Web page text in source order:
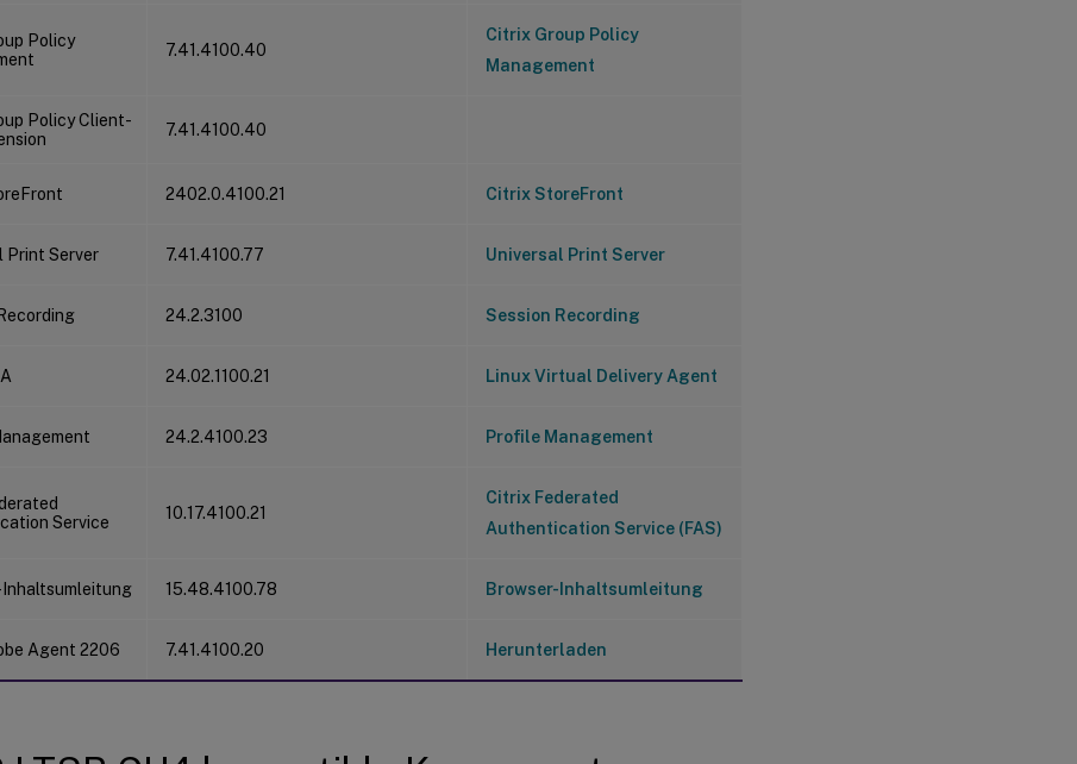
Policy
7.41.4100.40
Citrix Group Policy
Management
Policy Client-
7.41.4100.40
2402.0.4100.21 Citrix StoreFront
Print Server 7.41.4100.77 Universal Print Server
24.2.3100 Session Recording
24.02.1100.21 Linux Virtual Delivery Agent
24.2.4100.23 Profile Management
Service
10.17.4100.21
Citrix Federated
Authentication Service (FAS)
15.48.4100.78 Browser-Inhaltsumleitung
Agent 2206 7.41.4100.20 Herunterladen